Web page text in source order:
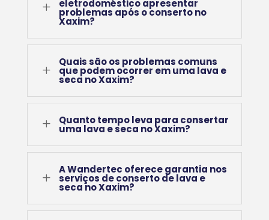
L eletrodoméstico apresentar
problemas após o conserto no
Xaxim?
L
Quais são os problemas comuns
que podem ocorrer em uma lava e
seca no Xaxim?
L Quanto tempo leva para consertar
uma lava e seca no Xaxim?
L
A Wandertec oferece garantia nos
serviços de conserto de lava e
seca no Xaxim?